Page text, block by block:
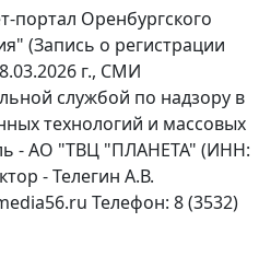
портал Оренбургского
(Запись о регистрации
г., СМИ
службой по надзору в
технологий и массовых
- АО "ТВЦ "ПЛАНЕТА" (ИНН:
- Телегин А.В.
Телефон: 8 (3532)